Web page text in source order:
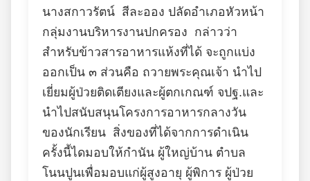
นางสกาวรัตน์ สีละออง ปลัดอำเภอหัวหน้า
กลุ่มงานบริหารงานปกครอง กล่าวว่า
สำหรับข้าวสารอาหารแห้งที่ได้ จะถูกแบ่ง
ออกเป็น ๓ ส่วนคือ ถวายพระคุณเจ้า นำไป
เยี่ยมผู้ป่วยติดเตียงและผู้ตกเกณฑ์ จปฐ.และ
นำไปสนับสนุนโครงการอาหารกลางวัน
ของนักเรียน สิ่งของที่ได้จากการดำเนิน
ครั้งนี้ไดมอบให้กำนัน ผู้ใหญ่บ้าน ตำบล
โนนปูนเพื่อมอบแก่ผู้สูงอายุ ผู้พิการ ผู้ป่วย